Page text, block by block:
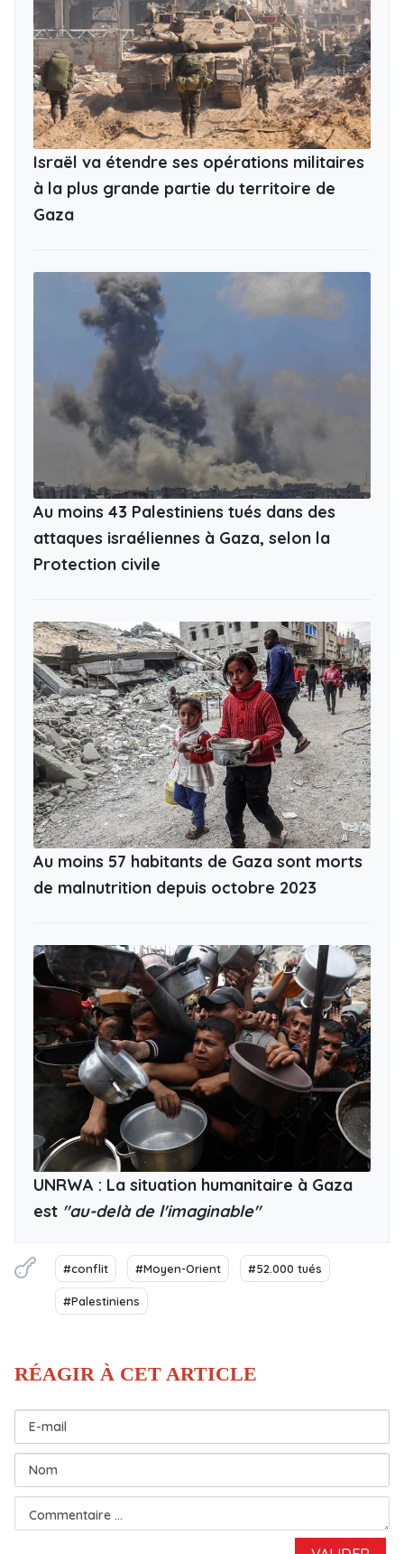
Israël va étendre ses opérations militaires
à la plus grande partie du territoire de
Gaza
Au moins 43 Palestiniens tués dans des
attaques israéliennes à Gaza, selon la
Protection civile
Au moins 57 habitants de Gaza sont morts
de malnutrition depuis octobre 2023
UNRWA : La situation humanitaire à Gaza
est "au-delà de l'imaginable"
#conflit #Moyen-Orient #52.000 tués
#Palestiniens